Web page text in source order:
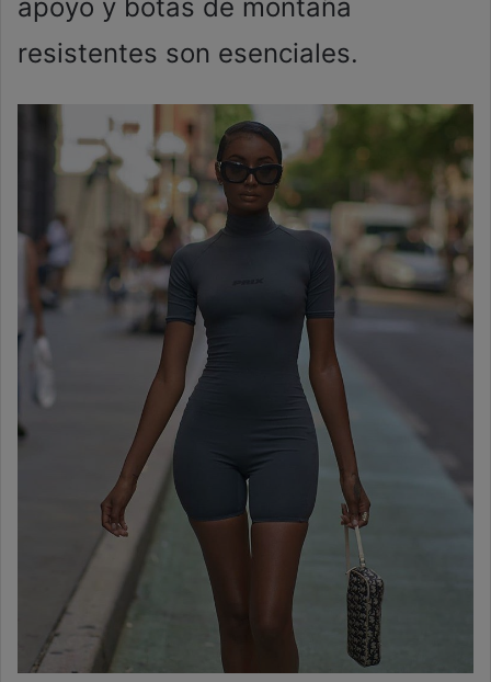
apoyo y botas de montaña
resistentes son esenciales.